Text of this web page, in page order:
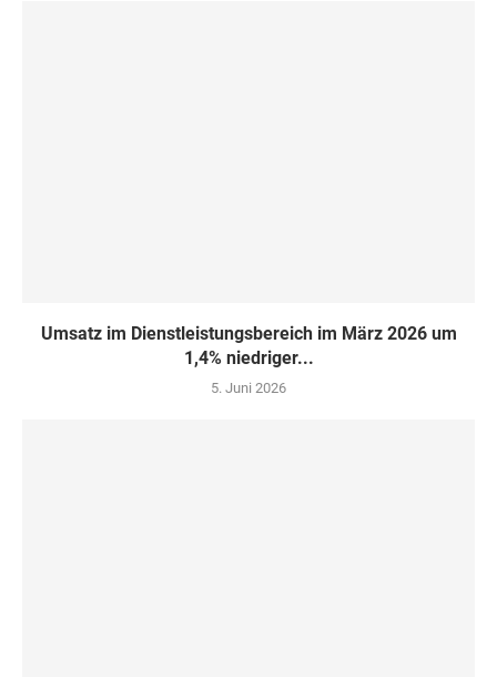
Umsatz im Dienstleistungsbereich im März 2026 um
1,4% niedriger...
5. Juni 2026